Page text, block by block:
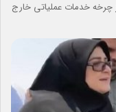
چرخه خدمات عملیاتی خارج